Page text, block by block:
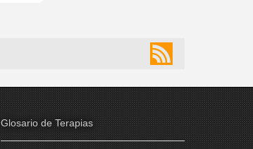
Glosario de Terapias